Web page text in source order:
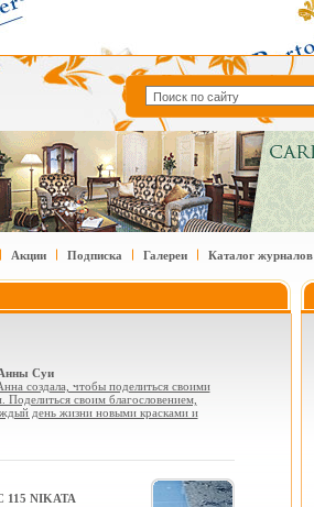
Акции Подписка Галереи Каталог журналов
Суи
создала, чтобы поделиться своими
своим благословением,
день жизни новыми красками и
115 NIKATA